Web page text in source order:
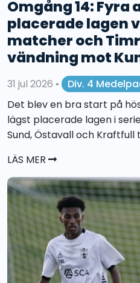
Omgång 14: Fyra
placerade lagen
matcher och
vändning mot
31 jul 2026 •
Div. 4
Det blev en bra start på
lägst placerade lagen i
Sund, Östavall och Kraftfull
LÄS MER